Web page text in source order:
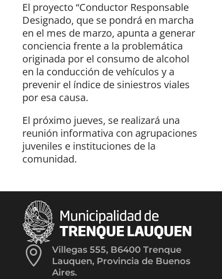
El proyecto “Conductor Responsable
Designado, que se pondrá en marcha
en el mes de marzo, apunta a generar
conciencia frente a la problemática
originada por el consumo de alcohol
en la conducción de vehículos y a
prevenir el índice de siniestros viales
por esa causa.
El próximo jueves, se realizará una
reunión informativa con agrupaciones
juveniles e instituciones de la
comunidad.

Villegas 555, B6400 Trenque
Lauquen, Provincia de Buenos
Aires.